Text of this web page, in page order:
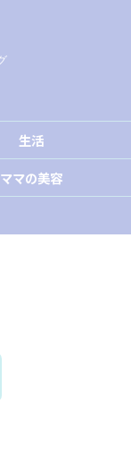
生活
ママの美容